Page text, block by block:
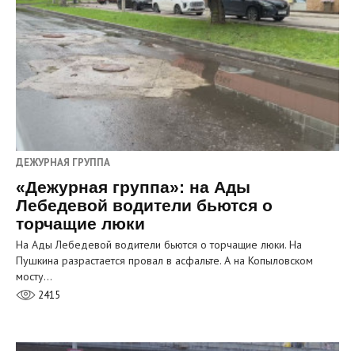
ДЕЖУРНАЯ ГРУППА
«Дежурная группа»: на Ады
Лебедевой водители бьются о
торчащие люки
На Ады Лебедевой водители бьются о торчащие люки. На
Пушкина разрастается провал в асфальте. А на Копыловском
мосту…
2415